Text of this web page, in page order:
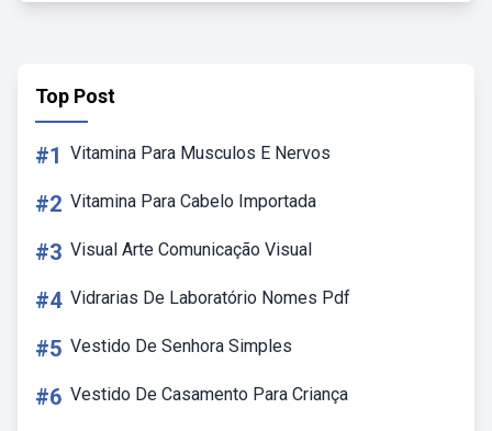
Top Post
#1 Vitamina Para Musculos E Nervos
#2 Vitamina Para Cabelo Importada
#3 Visual Arte Comunicação Visual
#4 Vidrarias De Laboratório Nomes Pdf
#5 Vestido De Senhora Simples
#6 Vestido De Casamento Para Criança